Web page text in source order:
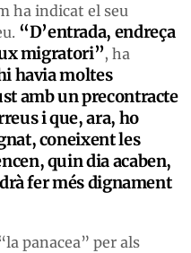
ha indicat el seu
“D’entrada, endreça
migratori”, ha
havia moltes
amb un precontracte
i que, ara, ho
coneixent les
quin dia acaben,
fer més dignament
panacea” per als